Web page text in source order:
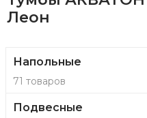
Леон
Напольные
71 товаров
Подвесные